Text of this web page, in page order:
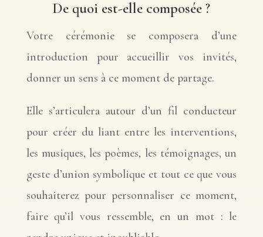
De quoi est-elle composée ?
Votre cérémonie se composera d’une
introduction pour accueillir vos invités,
donner un sens à ce moment de partage.
Elle s’articulera autour d’un fil conducteur
pour créer du liant entre les interventions,
les musiques, les poèmes, les témoignages, un
geste d’union symbolique et tout ce que vous
souhaiterez pour personnaliser ce moment,
faire qu’il vous ressemble, en un mot : le